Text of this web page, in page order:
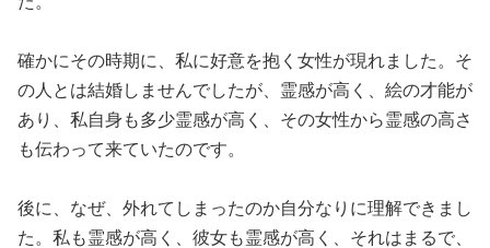
確かにその時期に、私に好意を抱く女性が現れました。そ
の人とは結婚しませんでしたが、霊感が高く、絵の才能が
あり、私自身も多少霊感が高く、その女性から霊感の高さ
も伝わって来ていたのです。
後に、なぜ、外れてしまったのか自分なりに理解できまし
た。私も霊感が高く、彼女も霊感が高く、それはまるで、